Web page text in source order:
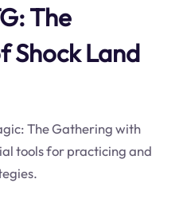
The
Shock Land
The Gathering with
tools for practicing and